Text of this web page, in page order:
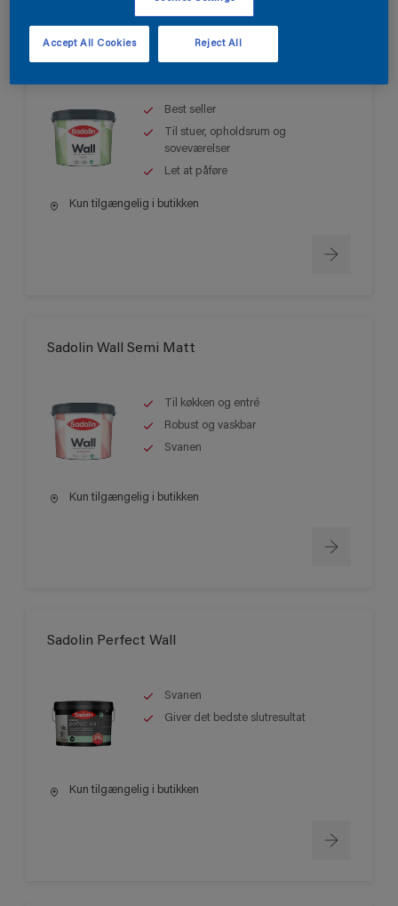
Best seller
Til stuer, opholdsrum og
soveværelser
Let at påføre
Kun tilgængelig i butikken
Sadolin Wall Semi Matt
Til køkken og entré
Robust og vaskbar
Svanen
Kun tilgængelig i butikken
Sadolin Perfect Wall
Svanen
Giver det bedste slutresultat
Kun tilgængelig i butikken
Reject All
Accept All Cookies